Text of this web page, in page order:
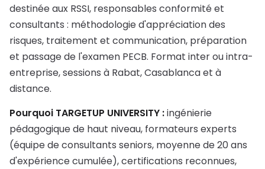
destinée aux RSSI, responsables conformité et
consultants : méthodologie d'appréciation des
risques, traitement et communication, préparation
et passage de l'examen PECB. Format inter ou intra-
entreprise, sessions à Rabat, Casablanca et à
distance.
Pourquoi TARGETUP UNIVERSITY :ingénierie
pédagogique de haut niveau, formateurs experts
(équipe de consultants seniors, moyenne de 20 ans
d'expérience cumulée), certifications reconnues,